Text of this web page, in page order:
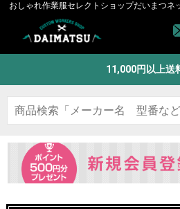
おしゃれ作業服セレクトショップだいまつネ
11,000円以上送